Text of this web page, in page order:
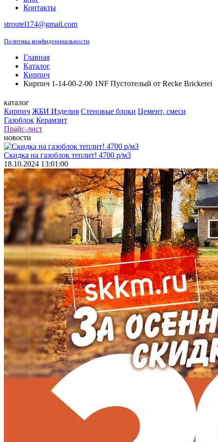
Контакты
stroutel174@gmail.com
Политика конфиденциальности
Главная
Каталог
Кирпич
Кирпич 1-14-00-2-00 1NF Пустотелый от Recke Brickerei
каталог
Кирпич ЖБИ Изделия Стеновые блоки Цемент, смеси
Газоблок Керамзит
Прайс-лист
новости
Скидка на газоблок теплит! 4700 р/м3
18.10.2024 13:01:00